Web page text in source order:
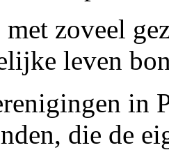
met zoveel
leven
in
die de